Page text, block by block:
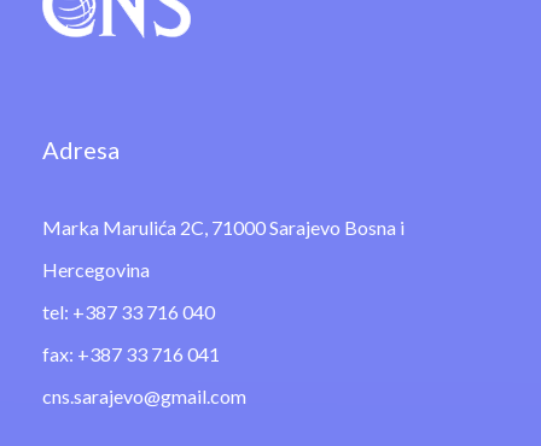
Adresa
Marka Marulića 2C, 71000 Sarajevo Bosna i
Hercegovina
tel: +387 33 716 040
fax: +387 33 716 041
cns.sarajevo@gmail.com